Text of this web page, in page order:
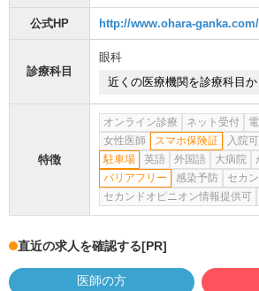
公式HP http://www.ohara-ganka.com/
診療科目
眼科
近くの医療機関を診療科目
特徴
オンライン診療 ネット受付
女性医師
スマホ保険証 入院可
駐車場
英語 外国語 大病院
バリアフリー
感染予防
セカ
セカンドオピニオン情報提供可
直近の求人を確認する[PR]
医師の方